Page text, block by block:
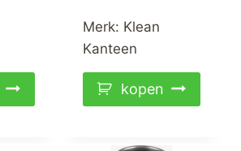
Merk: Klean
Kanteen
kopen